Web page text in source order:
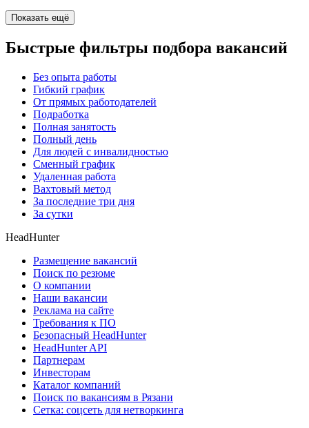
Показать ещё
Быстрые фильтры подбора вакансий
Без опыта работы
Гибкий график
От прямых работодателей
Подработка
Полная занятость
Полный день
Для людей с инвалидностью
Сменный график
Удаленная работа
Вахтовый метод
За последние три дня
За сутки
HeadHunter
Размещение вакансий
Поиск по резюме
О компании
Наши вакансии
Реклама на сайте
Требования к ПО
Безопасный HeadHunter
HeadHunter API
Партнерам
Инвесторам
Каталог компаний
Поиск по вакансиям в Рязани
Сетка: соцсеть для нетворкинга